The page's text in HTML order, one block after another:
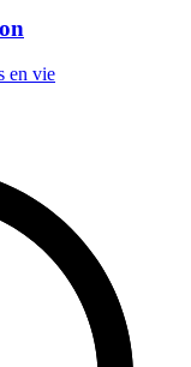
en vie